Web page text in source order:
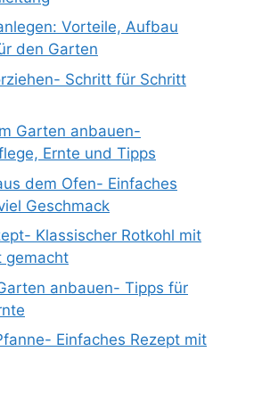
Vorteile, Aufbau
den Garten
Schritt für Schritt
Garten anbauen-
Ernte und Tipps
dem Ofen- Einfaches
Geschmack
Klassischer Rotkohl mit
gemacht
anbauen- Tipps für
Einfaches Rezept mit